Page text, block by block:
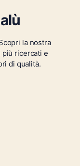
la nostra
più ricercati e
di qualità.